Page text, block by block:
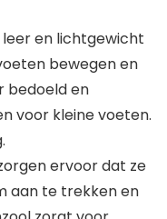
leer en lichtgewicht
bewegen en
bedoeld en
voor kleine voeten.
ervoor dat ze
aan te trekken en